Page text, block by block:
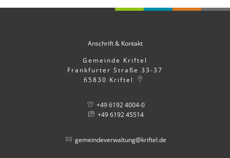
Anschrift & Kontakt
Gemeinde Kriftel
Frankfurter Straße 33-37
65830 Kriftel
+49 6192 4004-0
+49 6192 45514
gemeindeverwaltung@kriftel.de